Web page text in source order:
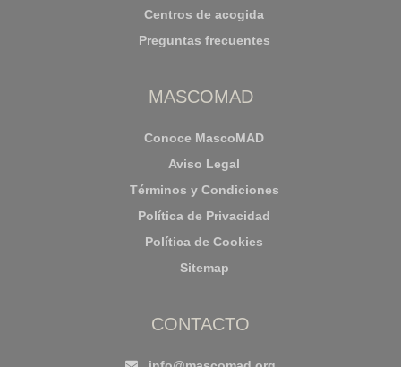
Centros de acogida
Preguntas frecuentes
MASCOMAD
Conoce MascoMAD
Aviso Legal
Términos y Condiciones
Política de Privacidad
Política de Cookies
Sitemap
CONTACTO